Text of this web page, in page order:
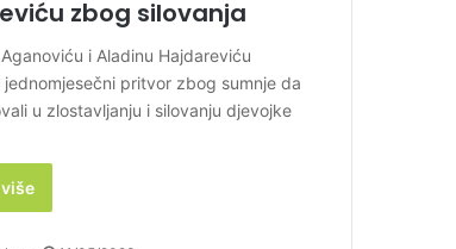
zbog silovanja
i Aladinu Hajdareviću
pritvor zbog sumnje da
u zlostavljanju i silovanju djevojke